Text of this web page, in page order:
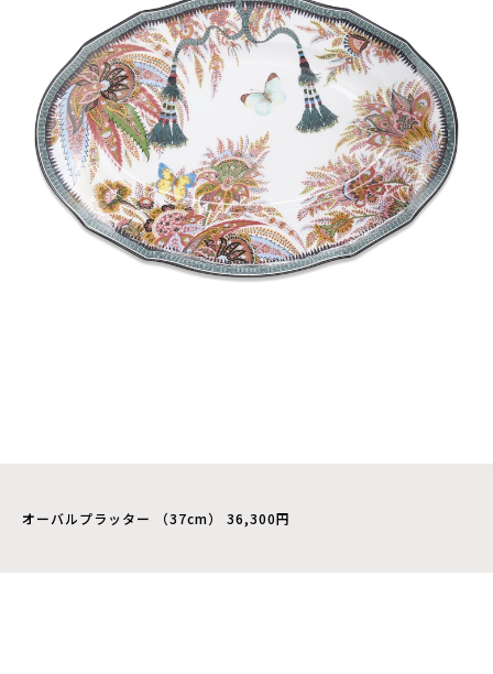
オーバルプラッター （37cm） 36,300円